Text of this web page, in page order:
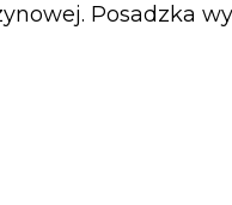
Posadzka